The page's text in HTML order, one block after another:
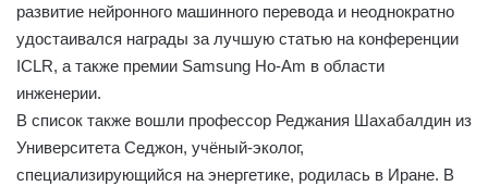
развитие нейронного машинного перевода и неоднократно
удостаивался награды за лучшую статью на конференции
ICLR, а также премии Samsung Ho-Am в области
инженерии.
В список также вошли профессор Реджания Шахабалдин из
Университета Седжон, учёный-эколог,
специализирующийся на энергетике, родилась в Иране. В